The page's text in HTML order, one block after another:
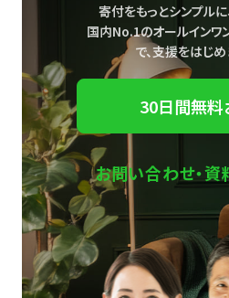
寄付をもっとシンプルに
国内No.1のオールインワ
で、支援をはじめ
30日間無料
お問い合わせ・資